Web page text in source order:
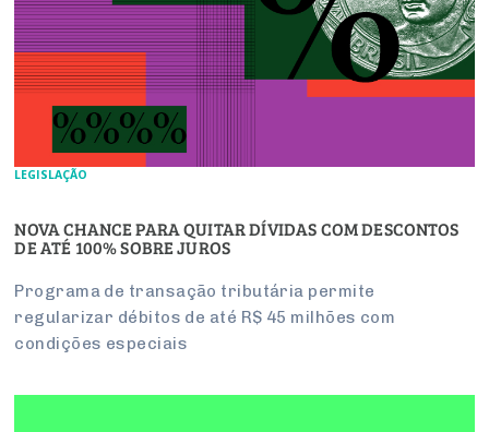
LEGISLAÇÃO
NOVA CHANCE PARA QUITAR DÍVIDAS COM DESCONTOS
DE ATÉ 100% SOBRE JUROS
Programa de transação tributária permite
regularizar débitos de até R$ 45 milhões com
condições especiais